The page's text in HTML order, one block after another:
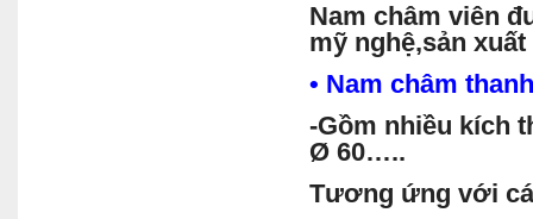
Nam châm viên
mỹ nghệ,sản
• Nam châm
-Gồm nhiều kích
Ø 60…..
Tương ứng với